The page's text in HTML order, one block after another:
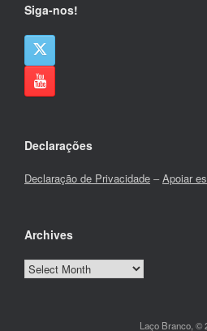
Siga-nos!
Declarações
Declaração de Privacidade –Apoiar
Archives
Archives
Laço Branco, ©